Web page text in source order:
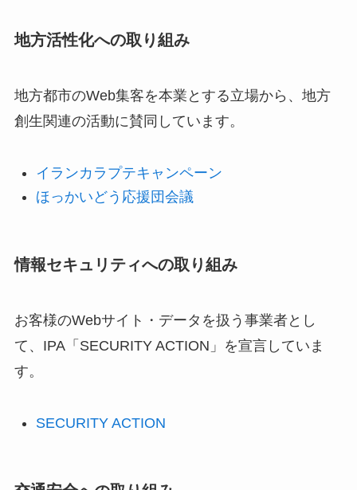
地方活性化への取り組み
地方都市のWeb集客を本業とする立場から、地方
創生関連の活動に賛同しています。
イランカラプテキャンペーン
ほっかいどう応援団会議
情報セキュリティへの取り組み
お客様のWebサイト・データを扱う事業者とし
て、IPA「SECURITY ACTION」を宣言していま
す。
SECURITY ACTION